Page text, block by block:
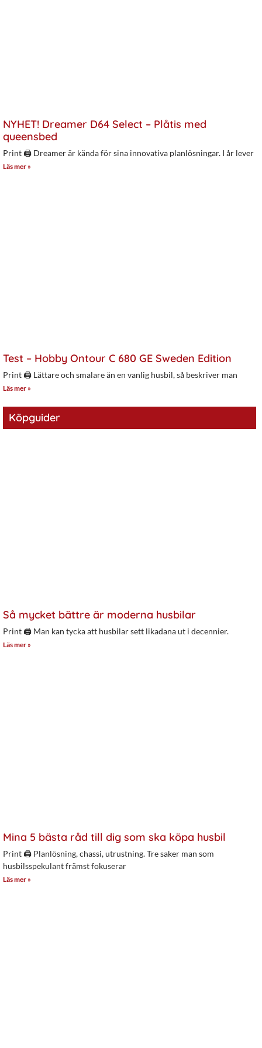
NYHET! Dreamer D64 Select – Plåtis med
queensbed
Print 🖨 Dreamer är kända för sina innovativa planlösningar. I år lever
Läs mer »
Test – Hobby Ontour C 680 GE Sweden Edition
Print 🖨 Lättare och smalare än en vanlig husbil, så beskriver man
Läs mer »
Köpguider
Så mycket bättre är moderna husbilar
Print 🖨 Man kan tycka att husbilar sett likadana ut i decennier.
Läs mer »
Mina 5 bästa råd till dig som ska köpa husbil
Print 🖨 Planlösning, chassi, utrustning. Tre saker man som
husbilsspekulant främst fokuserar
Läs mer »